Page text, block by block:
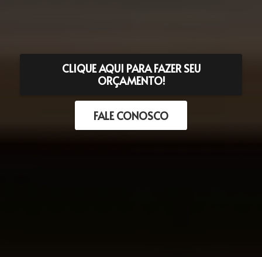
CLIQUE AQUI PARA FAZER SEU
ORÇAMENTO!
FALE CONOSCO